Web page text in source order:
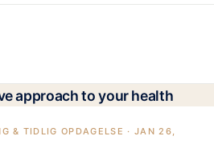
& TIDLIG OPDAGELSE · JAN 26,